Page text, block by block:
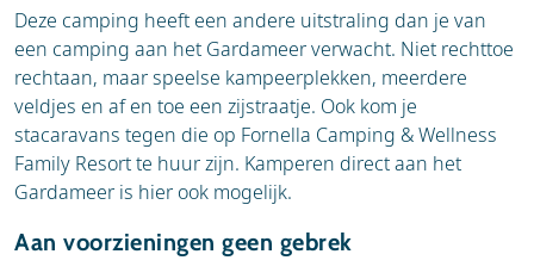
Deze camping heeft een andere uitstraling dan je van
een camping aan het Gardameer verwacht. Niet rechttoe
rechtaan, maar speelse kampeerplekken, meerdere
veldjes en af en toe een zijstraatje. Ook kom je
stacaravans tegen die op Fornella Camping & Wellness
Family Resort te huur zijn. Kamperen direct aan het
Gardameer is hier ook mogelijk.
Aan voorzieningen geen gebrek